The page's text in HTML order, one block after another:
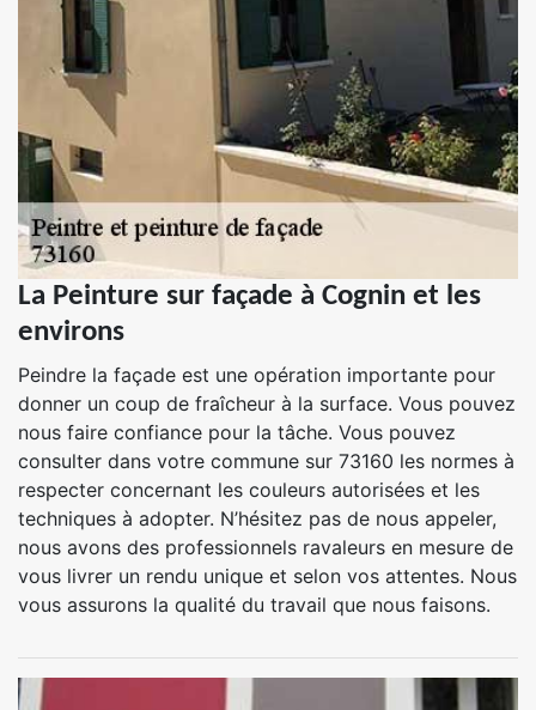
La Peinture sur façade à Cognin et les
environs
Peindre la façade est une opération importante pour
donner un coup de fraîcheur à la surface. Vous pouvez
nous faire confiance pour la tâche. Vous pouvez
consulter dans votre commune sur 73160 les normes à
respecter concernant les couleurs autorisées et les
techniques à adopter. N’hésitez pas de nous appeler,
nous avons des professionnels ravaleurs en mesure de
vous livrer un rendu unique et selon vos attentes. Nous
vous assurons la qualité du travail que nous faisons.